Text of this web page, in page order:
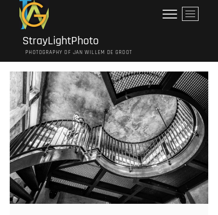
StrayLightPhoto
PHOTOGRAPHY OF JAN WILLEM DE GROOT
M
e
o
p